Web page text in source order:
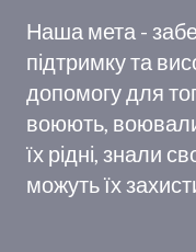
Наша мета -
підтримку та
допомогу для
воюють,
їх рідні, знали
можуть їх